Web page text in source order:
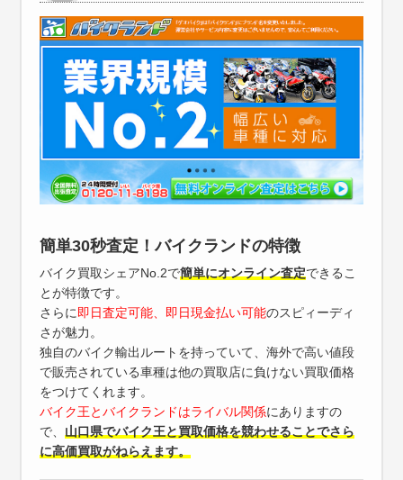
簡単30秒査定！バイクランドの特徴
バイク買取シェアNo.2で簡単にオンライン査定できるこ
とが特徴です。
さらに 即日査定可能、即日現金払い可能のスピィーディ
さが魅力。
独自のバイク輸出ルートを持っていて、海外で高い値段
で販売されている車種は他の買取店に負けない買取価格
をつけてくれます。
バイク王とバイクランドはライバル関係にありますの
で、 山口県でバイク王と買取価格を競わせることでさら
に高価買取がねらえます。